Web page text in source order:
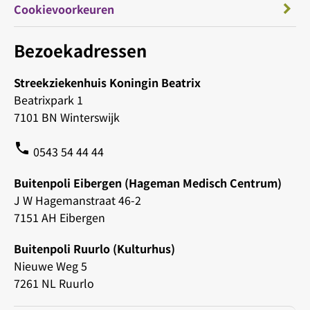
Bezoekadressen
Streekziekenhuis Koningin Beatrix
Beatrixpark 1
7101 BN Winterswijk
phone 0543 54 44 44
Buitenpoli Eibergen (Hageman Medisch Centrum)
J W Hagemanstraat 46-2
7151 AH Eibergen
Buitenpoli Ruurlo (Kulturhus)
Nieuwe Weg 5
7261 NL Ruurlo
Cookievoorkeuren